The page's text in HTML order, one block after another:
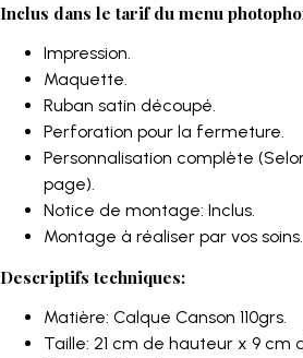
Inclus dans le tarif du menu
Impression.
Maquette.
Ruban satin découpé.
Perforation pour la fermeture.
Personnalisation complète
page).
Notice de montage: Inclus.
Montage à réaliser par vos soins.
Descriptifs techniques:
Matière: Calque Canson 110grs.
Taille: 21 cm de hauteur x 9 cm